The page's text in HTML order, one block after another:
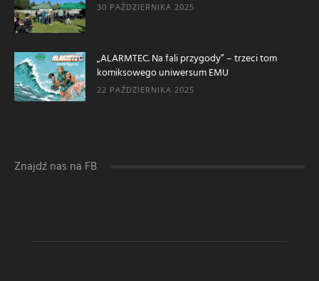
30 PAŹDZIERNIKA 2025
„ALARMTEC. Na fali przygody” – trzeci tom
komiksowego uniwersum EMU
22 PAŹDZIERNIKA 2025
Znajdź nas na FB